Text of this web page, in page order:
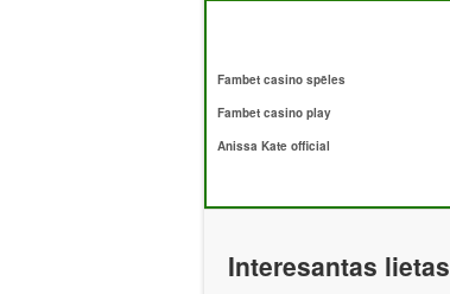
Fambet casino spēles
Fambet casino play
Anissa Kate official
Interesantas lietas